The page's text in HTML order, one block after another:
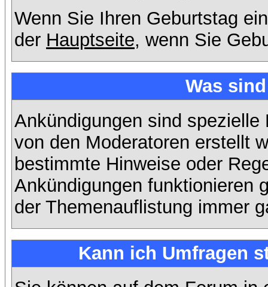
Wenn Sie Ihren Geburtstag
der Hauptseite, wenn Sie
Was
Ankündigungen sind
von den Moderatoren erstellt
bestimmte Hinweise oder
Ankündigungen funktionieren
der Themenauflistung immer
Kann ich Umfragen